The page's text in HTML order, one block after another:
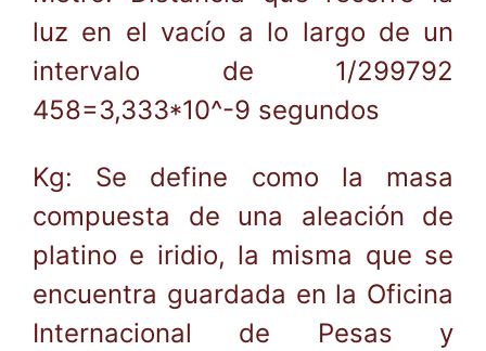
luz en el vacío a lo largo de un
intervalo de 1/299792
458=3,333*10^-9 segundos
Kg: Se define como la masa
compuesta de una aleación de
platino e iridio, la misma que se
encuentra guardada en la Oficina
Internacional de Pesas y